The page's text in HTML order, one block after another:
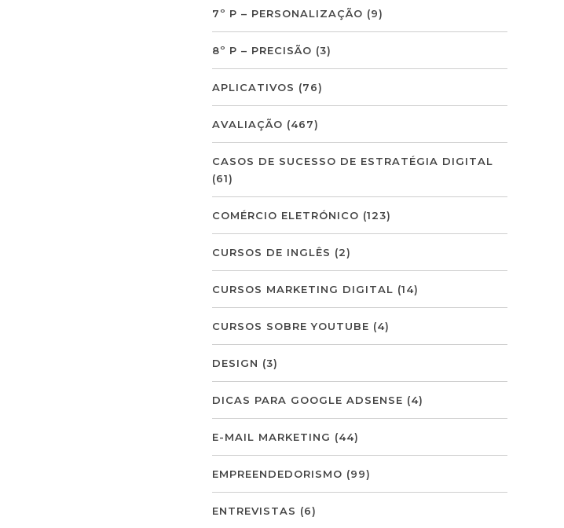
7º P – PERSONALIZAÇÃO (9)
8º P – PRECISÃO (3)
APLICATIVOS (76)
AVALIAÇÃO (467)
CASOS DE SUCESSO DE ESTRATÉGIA DIGITAL
(61)
COMÉRCIO ELETRÓNICO (123)
CURSOS DE INGLÊS (2)
CURSOS MARKETING DIGITAL (14)
CURSOS SOBRE YOUTUBE (4)
DESIGN (3)
DICAS PARA GOOGLE ADSENSE (4)
E-MAIL MARKETING (44)
EMPREENDEDORISMO (99)
ENTREVISTAS (6)